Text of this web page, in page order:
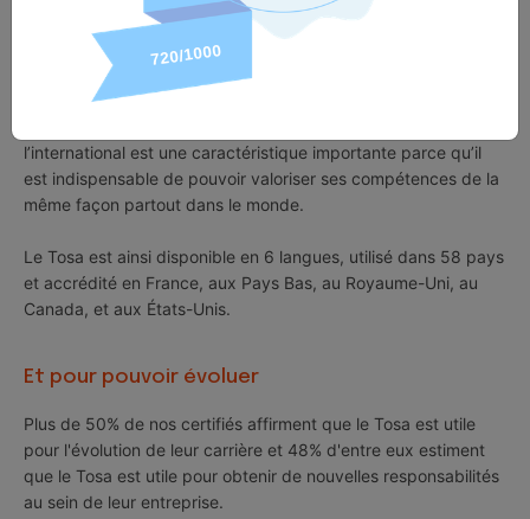
prendre confiance en leurs compétences.
...partout dans le monde
l’international est une caractéristique importante parce qu’il
est indispensable de pouvoir valoriser ses compétences de la
même façon partout dans le monde.
Le Tosa est ainsi disponible en 6 langues, utilisé dans 58 pays
et accrédité en France, aux Pays Bas, au Royaume-Uni, au
Canada, et aux États-Unis.
Et pour pouvoir évoluer
Plus de 50% de nos certifiés affirment que le Tosa est utile
pour l'évolution de leur carrière et 48% d'entre eux estiment
que le Tosa est utile pour obtenir de nouvelles responsabilités
au sein de leur entreprise.